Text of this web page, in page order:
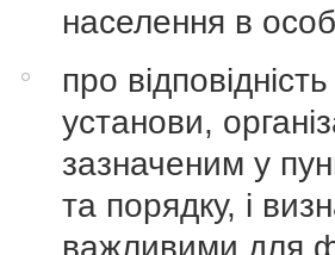
населення в
про
установи,
зазначеним у
та порядку, і
важливими для